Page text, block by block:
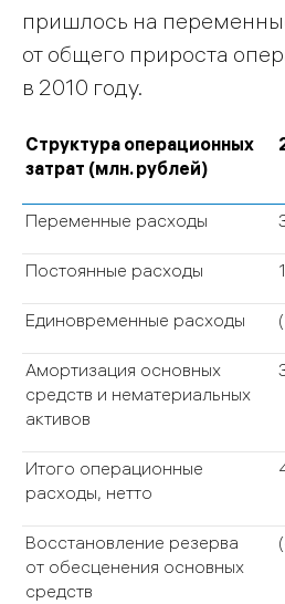
пришлось на
от общего прироста
в 2010 году.
Структура операционных
затрат (млн. рублей)
Переменные расходы
Постоянные расходы
Единовременные расходы
Амортизация основных
средств и нематериальных
активов
Итого операционные
расходы, нетто
Восстановление резерва
от обесценения основных
средств